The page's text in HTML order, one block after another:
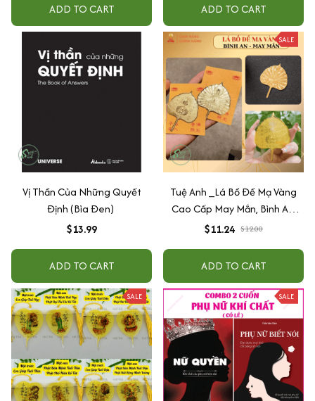
ADD TO CART ADD TO CART
Vị Thần Của Những Quyết
Định (Bìa Đen)
$13.99
ADD TO CART
SALE
Tuệ Anh _Lá Bồ Đề Mạ Vàng
Cao Cấp May Mắn, Bình An,
Chiêu Tài Lộc
$11.24 $12.00
ADD TO CART
SALE SALE